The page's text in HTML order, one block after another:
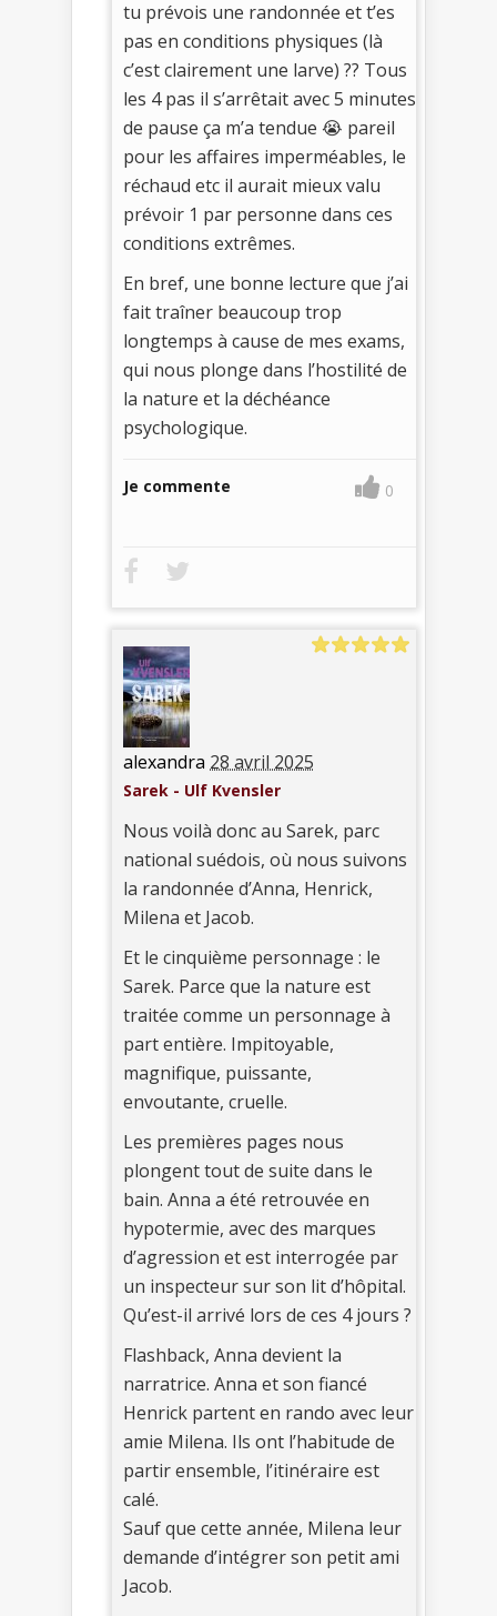
tu prévois une randonnée et t’es
pas en conditions physiques (là
c’est clairement une larve) ?? Tous
les 4 pas il s’arrêtait avec 5 minutes
de pause ça m’a tendue 😭 pareil
pour les affaires imperméables, le
réchaud etc il aurait mieux valu
prévoir 1 par personne dans ces
conditions extrêmes.
En bref, une bonne lecture que j’ai
fait traîner beaucoup trop
longtemps à cause de mes exams,
qui nous plonge dans l’hostilité de
la nature et la déchéance
psychologique.
Je commente 0
alexandra 28 avril 2025
Sarek - Ulf Kvensler
Nous voilà donc au Sarek, parc
national suédois, où nous suivons
la randonnée d’Anna, Henrick,
Milena et Jacob.
Et le cinquième personnage : le
Sarek. Parce que la nature est
traitée comme un personnage à
part entière. Impitoyable,
magnifique, puissante,
envoutante, cruelle.
Les premières pages nous
plongent tout de suite dans le
bain. Anna a été retrouvée en
hypotermie, avec des marques
d’agression et est interrogée par
un inspecteur sur son lit d’hôpital.
Qu’est-il arrivé lors de ces 4 jours ?
Flashback, Anna devient la
narratrice. Anna et son fiancé
Henrick partent en rando avec leur
amie Milena. Ils ont l’habitude de
partir ensemble, l’itinéraire est
calé.
Sauf que cette année, Milena leur
demande d’intégrer son petit ami
Jacob.